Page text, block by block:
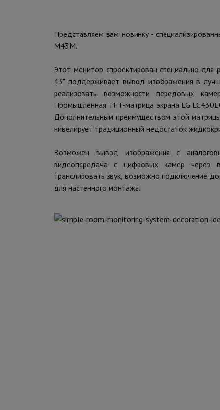
Представляем вам новинку -
M43M.
Этот монитор спроектирован специально
43" поддерживает вывод изображения в
реализовать возможности передовых
Промышленная TFT-матрица экрана LG
Дополнительным преимуществом этой
нивелирует традиционный недостаток
Возможен вывод изображения с
видеопередача с цифровых камер через
транслировать звук, возможно подключение
для настенного монтажа.